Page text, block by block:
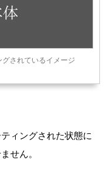
されているイメージ
ィングされた状態に
せん。